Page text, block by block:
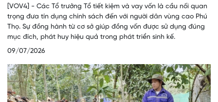
[VOV4] - Các Tổ trưởng Tổ tiết kiệm và vay vốn là cầu nối quan
trọng đưa tín dụng chính sách đến với người dân vùng cao Phú
Thọ. Sự đồng hành từ cơ sở giúp đồng vốn được sử dụng đúng
mục đích, phát huy hiệu quả trong phát triển sinh kế.
09/07/2026